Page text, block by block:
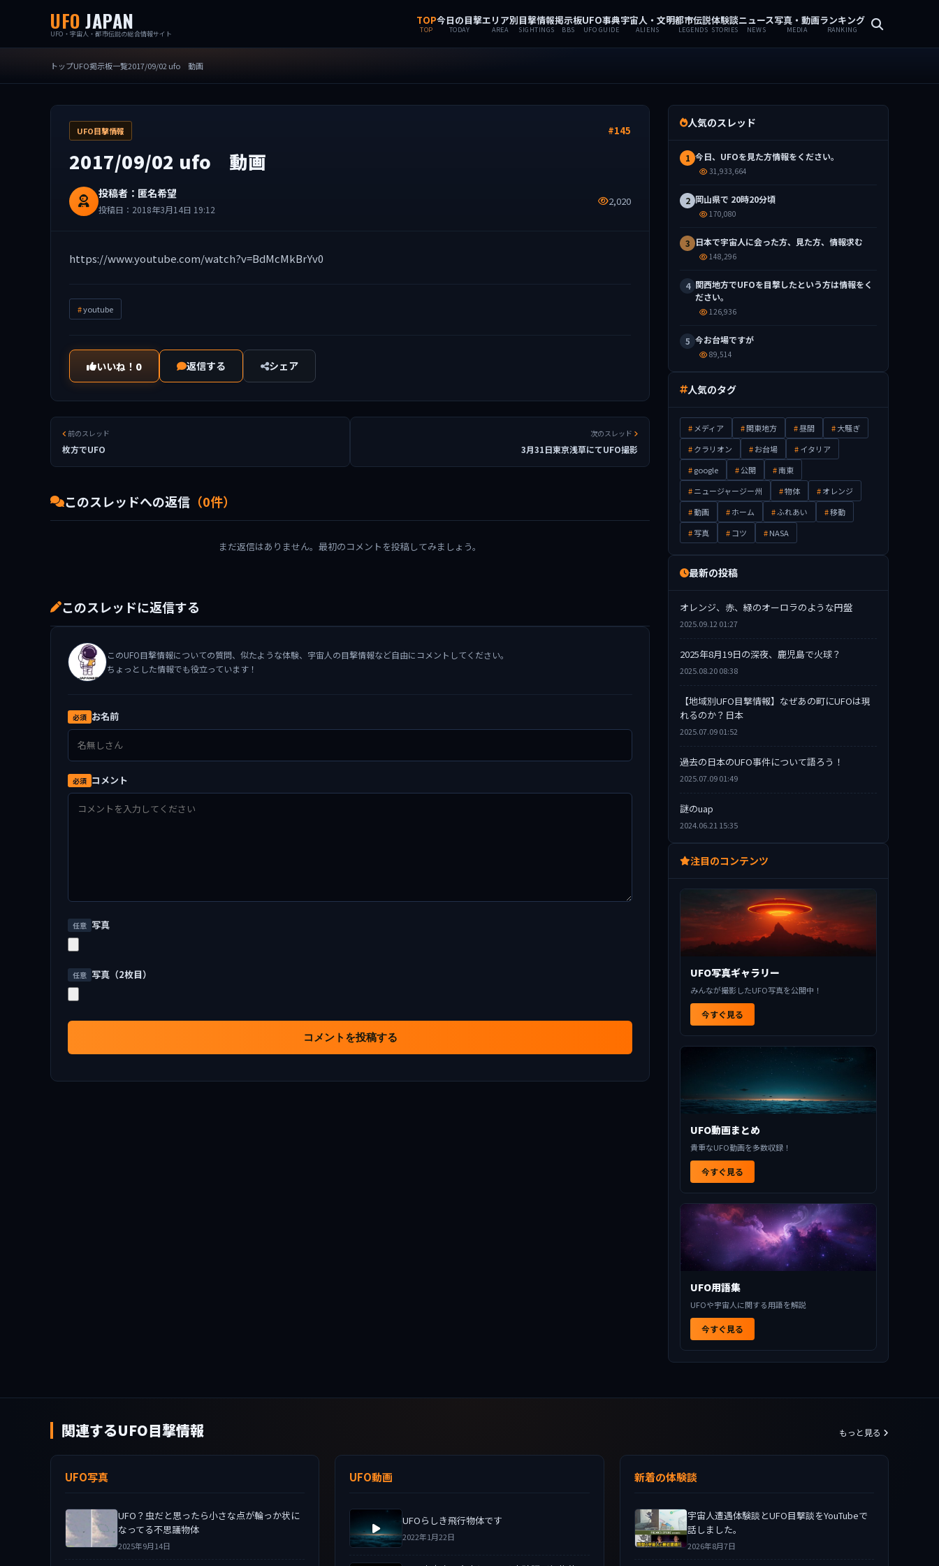
UFO JAPAN
UFO・宇宙人・都市伝説の総合情報サイト
TOP
TOP
今日の目撃
TODAY
エリア別
AREA
目撃情報
SIGHTINGS
掲示板
BBS
UFO事典
UFO GUIDE
宇宙人・文明
ALIENS
都市伝説
LEGENDS
体験談
STORIES
ニュース
NEWS
写真・動画
MEDIA
ランキング
RANKING
トップUFO掲示板一覧2017/09/02 ufo 動画
UFO目撃情報 #145
2017/09/02 ufo 動画
投稿者：匿名希望
投稿日：2018年3月14日 19:12
2,020
https://www.youtube.com/watch?v=BdMcMkBrYv0
youtube
いいね！ 0 返信する シェア
前のスレッド
枚方でUFO
次のスレッド
3月31日東京浅草にてUFO撮影
このスレッドへの返信 （0件）
まだ返信はありません。最初のコメントを投稿してみましょう。
このスレッドに返信する
このUFO目撃情報についての質問、似たような体験、宇宙人の目撃情報など自由にコメントしてください。
ちょっとした情報でも役立っています！
必須 お名前
必須 コメント
任意 写真
任意 写真（2枚目）
コメントを投稿する
人気のスレッド
1 今日、UFOを見た方情報をください。
31,933,664
2 岡山県で 20時20分頃
170,080
3 日本で宇宙人に会った方、見た方、情報求む
148,296
4 関西地方でUFOを目撃したという方は情報をく
ださい。
126,936
5 今お台場ですが
89,514
人気のタグ
メディア 関東地方 昼間
大騒ぎ
クラリオン
お台場
イタリア
google
公開
南東
ニュージャージー州
物体
オレンジ
動画
ホーム ふれあい
移動
写真
コツ NASA
最新の投稿
オレンジ、赤、緑のオーロラのような円盤
2025.09.12 01:27
2025年8月19日の深夜、鹿児島で火球？
2025.08.20 08:38
【地域別UFO目撃情報】なぜあの町にUFOは現
れるのか？日本
2025.07.09 01:52
過去の日本のUFO事件について語ろう！
2025.07.09 01:49
謎のuap
2024.06.21 15:35
注目のコンテンツ
UFO写真ギャラリー
みんなが撮影したUFO写真を公開中！
今すぐ見る
UFO動画まとめ
貴重なUFO動画を多数収録！
今すぐ見る
UFO用語集
UFOや宇宙人に関する用語を解説
今すぐ見る
関連するUFO目撃情報 もっと見る
UFO写真
UFO？虫だと思ったら小さな点が輪っか状に
なってる不思議物体
2025年9月14日
UFO動画
UFOらしき飛行物体です
2022年1月22日
新着の体験談
宇宙人遭遇体験談とUFO目撃談をYouTubeで
話しました。
2026年8月7日